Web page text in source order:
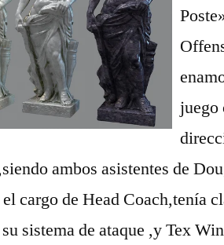
juego
ambos asistentes de
cargo de Head Coach,tenía
sistema de ataque ,y Tex